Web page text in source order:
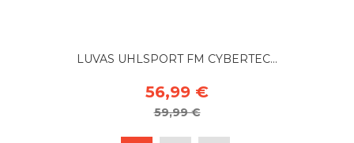
LUVAS UHLSPORT FM CYBERTEC...
56,99 €
59,99 €